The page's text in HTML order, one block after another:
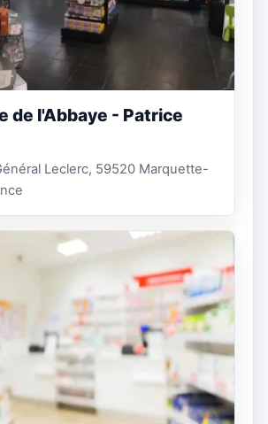
de l'Abbaye - Patrice
Leclerc, 59520 Marquette-